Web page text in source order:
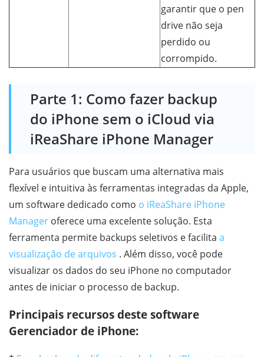
garantir que o pen
drive não seja
perdido ou
corrompido.
Parte 1: Como fazer backup
do iPhone sem o iCloud via
iReaShare iPhone Manager
Para usuários que buscam uma alternativa mais
flexível e intuitiva às ferramentas integradas da Apple,
um software dedicado como o iReaShare iPhone
Manager oferece uma excelente solução. Esta
ferramenta permite backups seletivos e facilita a
visualização de arquivos . Além disso, você pode
visualizar os dados do seu iPhone no computador
antes de iniciar o processo de backup.
Principais recursos deste software
Gerenciador de iPhone: